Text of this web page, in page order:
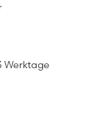
Werktage
gewünschten